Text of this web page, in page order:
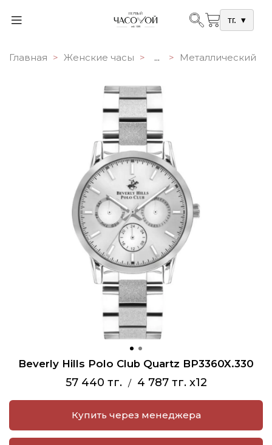
тг. ▾
Главная Женские часы ... Металлический
Beverly Hills Polo Club Quartz BP3360X.330
57 440 тг. / 4 787 тг. x12
Купить через менеджера